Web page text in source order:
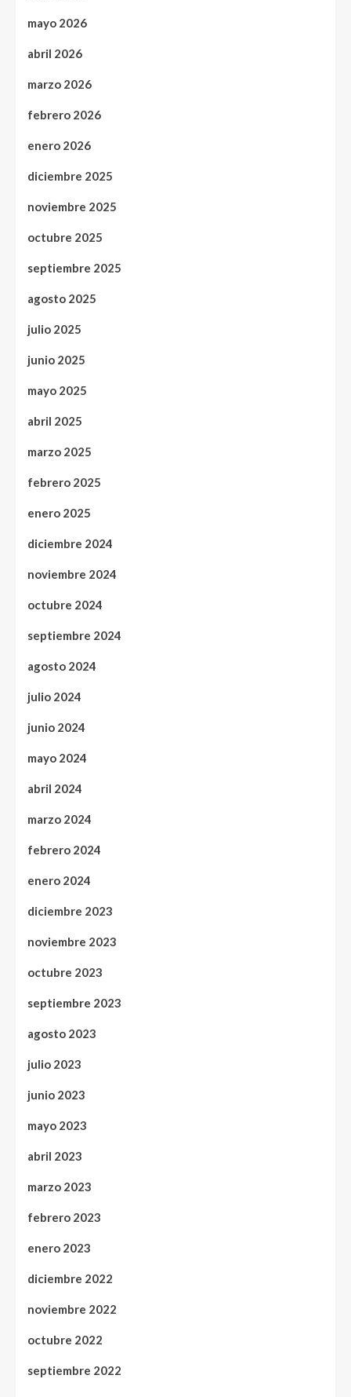
mayo 2026
abril 2026
marzo 2026
febrero 2026
enero 2026
diciembre 2025
noviembre 2025
octubre 2025
septiembre 2025
agosto 2025
julio 2025
junio 2025
mayo 2025
abril 2025
marzo 2025
febrero 2025
enero 2025
diciembre 2024
noviembre 2024
octubre 2024
septiembre 2024
agosto 2024
julio 2024
junio 2024
mayo 2024
abril 2024
marzo 2024
febrero 2024
enero 2024
diciembre 2023
noviembre 2023
octubre 2023
septiembre 2023
agosto 2023
julio 2023
junio 2023
mayo 2023
abril 2023
marzo 2023
febrero 2023
enero 2023
diciembre 2022
noviembre 2022
octubre 2022
septiembre 2022